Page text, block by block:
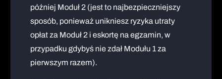
później Moduł 2 (jest to najbezpieczniejszy
sposób, ponieważ unikniesz ryzyka utraty
opłat za Moduł 2 i eskortę na egzamin, w
przypadku gdybyś nie zdał Modułu 1 za
pierwszym razem).